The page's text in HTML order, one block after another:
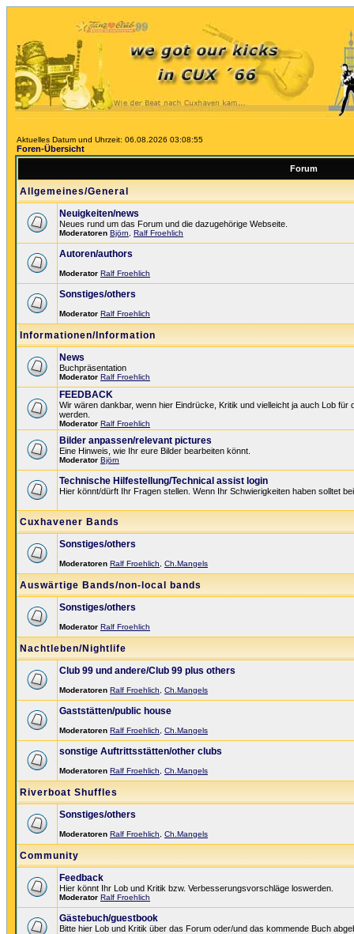
Aktuelles Datum und Uhrzeit: 06.08.2026 03:08:55
Foren-Übersicht
Forum
Allgemeines/General
Neuigkeiten/news
Neues rund um das Forum und die dazugehörige Webseite.
Moderatoren Björn Ralf Froehlich
Autoren/authors
Moderator Ralf Froehlich
Sonstiges/others
Moderator Ralf Froehlich
Informationen/Information
News
Buchpräsentation
Moderator Ralf Froehlich
FEEDBACK
Wir wären dankbar, wenn hier Eindrücke, Kritik und vielleicht ja auch Lob
werden.
Moderator Ralf Froehlich
Bilder anpassen/relevant pictures
Eine Hinweis, wie Ihr eure Bilder bearbeiten könnt.
Moderator Björn
Technische Hilfestellung/Technical assist login
Hier könnt/dürft Ihr Fragen stellen. Wenn Ihr Schwierigkeiten haben solltet
Cuxhavener Bands
Sonstiges/others
Moderatoren Ralf Froehlich Ch.Mangels
Auswärtige Bands/non-local bands
Sonstiges/others
Moderator Ralf Froehlich
Nachtleben/Nightlife
Club 99 und andere/Club 99 plus others
Moderatoren Ralf Froehlich Ch.Mangels
Gaststätten/public house
Moderatoren Ralf Froehlich Ch.Mangels
sonstige Auftrittsstätten/other clubs
Moderatoren Ralf Froehlich Ch.Mangels
Riverboat Shuffles
Sonstiges/others
Moderatoren Ralf Froehlich Ch.Mangels
Community
Feedback
Hier könnt Ihr Lob und Kritik bzw. Verbesserungsvorschläge loswerden.
Moderator Ralf Froehlich
Gästebuch/guestbook
Bitte hier Lob und Kritik über das Forum oder/und das kommende Buch